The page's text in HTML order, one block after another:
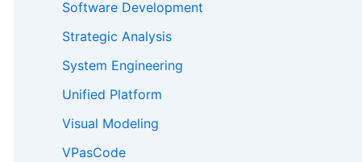
Software Development
Strategic Analysis
System Engineering
Unified Platform
Visual Modeling
VPasCode